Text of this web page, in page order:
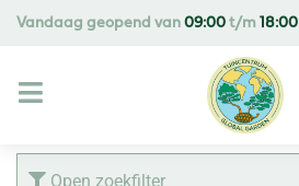
Vandaag geopend van 09:00 t/m 18:00
Open zoekfilter